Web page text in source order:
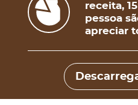
receita,
pessoa
apreciar